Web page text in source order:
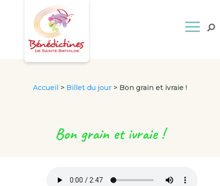
Accueil > Billet du jour> Bon grain et ivraie !
Bon grain et ivraie !